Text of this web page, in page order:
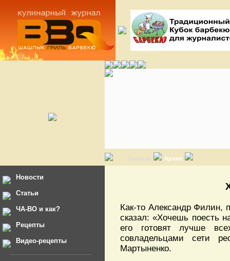
Главная Архив
Новости
Статьи
ЧА-ВО и как?
Рецепты
Видео-рецепты
Как-то Александр Филин,
сказал: «Хочешь поесть
его готовят лучше
совладельцами сети
Мартыненко.